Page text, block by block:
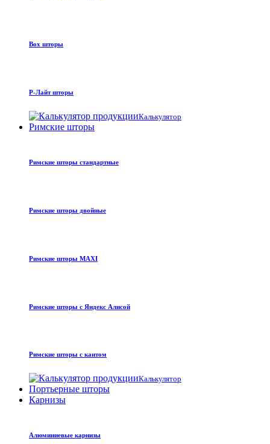
Box шторы
Р-Лайт шторы
Калькулятор
Римские шторы
Римские шторы стандартные
Римские шторы двойные
Римские шторы MAXI
Римские шторы с Яндекс Алисой
Римские шторы с кантом
Калькулятор
Портьерные шторы
Карнизы
Алюминиевые карнизы